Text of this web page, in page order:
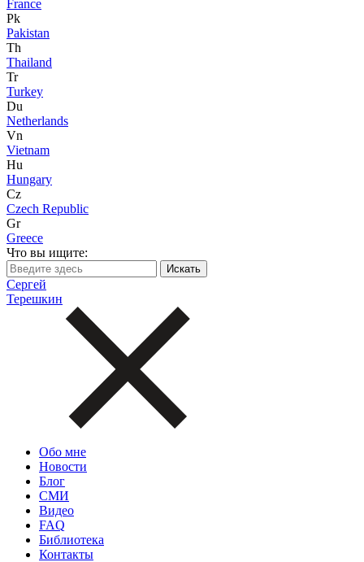
France
Pk
Pakistan
Th
Thailand
Tr
Turkey
Du
Netherlands
Vn
Vietnam
Hu
Hungary
Cz
Czech Republic
Gr
Greece
Что вы ищите:
Сергей
Терешкин
Обо мне
Новости
Блог
СМИ
Видео
FAQ
Библиотека
Контакты